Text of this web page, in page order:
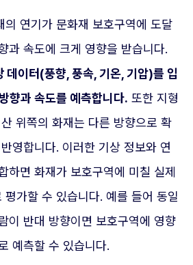
의 연기가 문화재 보호구역에 도달
과 속도에 크게 영향을 받습니다.
데이터(풍향, 풍속, 기온, 기압)를 입
향과 속도를 예측합니다. 또한 지형
위쪽의 화재는 다른 방향으로 확
영합니다. 이러한 기상 정보와 연
하면 화재가 보호구역에 미칠 실제
평가할 수 있습니다. 예를 들어 동일
이 반대 방향이면 보호구역에 영향
예측할 수 있습니다.